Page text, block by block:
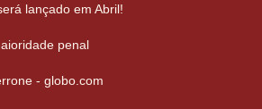
lançado em Abril!
penal
- globo.com